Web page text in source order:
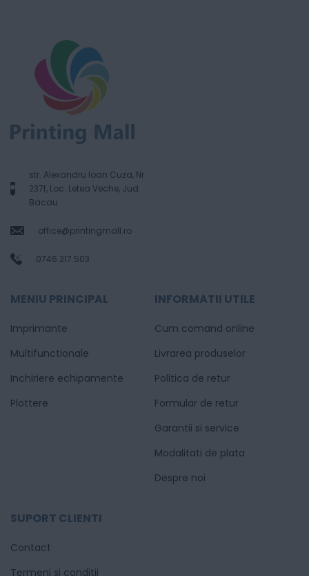
str. Alexandru Ioan Cuza, Nr.
237f, Loc. Letea Veche, Jud.
Bacau
office@printingmall.ro
0746.217.503
MENIU PRINCIPAL
Imprimante
Multifunctionale
Inchiriere echipamente
Plottere
INFORMATII UTILE
Cum comand online
Livrarea produselor
Politica de retur
Formular de retur
Garantii si service
Modalitati de plata
Despre noi
SUPORT CLIENTI
Contact
Termeni si conditii